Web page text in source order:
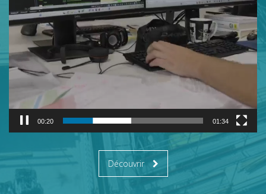
00:21 01:34
Découvrir